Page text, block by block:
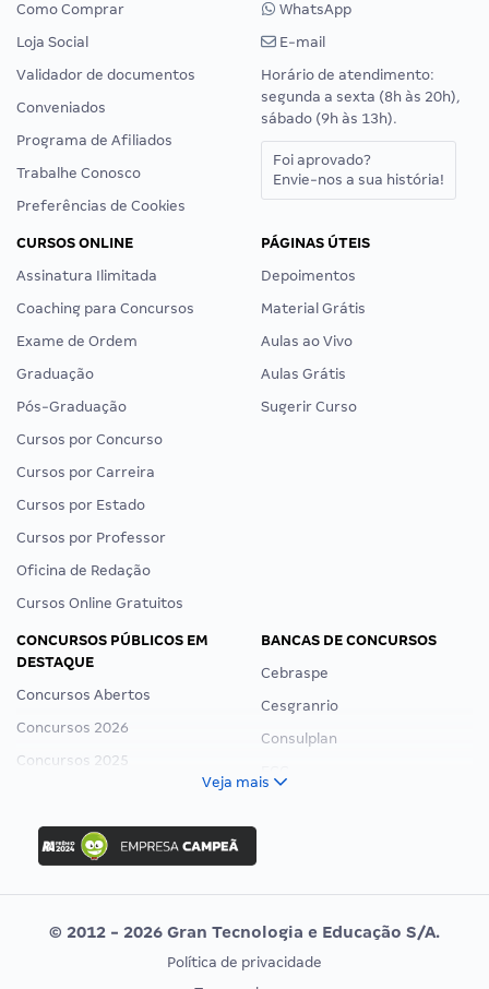
Como Comprar
Loja Social
Validador de documentos
Conveniados
Programa de Afiliados
Trabalhe Conosco
Preferências de Cookies
WhatsApp
E-mail
Horário de atendimento:
segunda a sexta (8h às 20h),
sábado (9h às 13h).
Foi aprovado?
Envie-nos a sua história!
CURSOS ONLINE
Assinatura Ilimitada
Coaching para Concursos
Exame de Ordem
Graduação
Pós-Graduação
Cursos por Concurso
Cursos por Carreira
Cursos por Estado
Cursos por Professor
Oficina de Redação
Cursos Online Gratuitos
PÁGINAS ÚTEIS
Depoimentos
Material Grátis
Aulas ao Vivo
Aulas Grátis
Sugerir Curso
CONCURSOS PÚBLICOS EM
DESTAQUE
Concursos Abertos
Concursos 2026
Concursos 2025
Concurso Ibama
Concurso MPU
Editais publicados
BANCAS DE CONCURSOS
Cebraspe
Cesgranrio
Consulplan
Vunesp
CONCURSOS POR PROFISSÃO EXAME DE ORDEM
Veja mais
© 2012 - 2026 Gran Tecnologia e Educação S/A.
Política de privacidade